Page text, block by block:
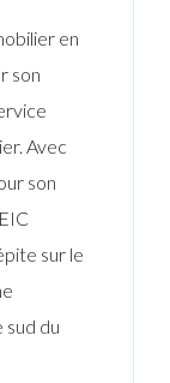
en
son
Avec
son
sur le
du